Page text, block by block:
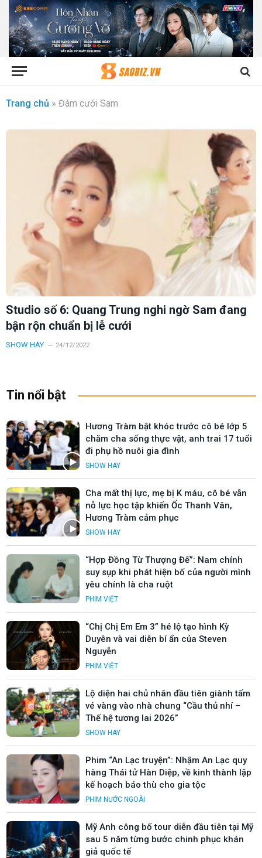
Trang chủ » Đám cưới Sam
Studio số 6: Quang Trung nghi ngờ Sam đang
bận rộn chuẩn bị lễ cưới
SHOW HAY 24/12/2022
Tin nổi bật
Hương Tràm bật khóc trước cô bé lớp 5
chăm cha sống thực vật, anh trai 17 tuổi
đi phụ hồ nuôi gia đình
SHOW HAY
Cha mất thị lực, mẹ bị K máu, cô bé vẫn
nỗ lực học tập khiến Ốc Thanh Vân,
Hương Tràm cảm phục
SHOW HAY
“Hợp Đồng Từ Thượng Đế”: Nam chính
suy sụp khi phát hiện bố của người mình
yêu chính là cha ruột
PHIM VIỆT
“Chị Chị Em Em 3” hé lộ tạo hình Kỳ
Duyên và vai diễn bí ẩn của Steven
Nguyễn
PHIM VIỆT
Lộ diện hai chủ nhân đầu tiên giành tấm
vé vàng vào nhà chung “Cầu thủ nhí –
Thế hệ tương lai 2026”
SHOW HAY
Phim “An Lạc truyện”: Nhậm An Lạc quy
hàng Thái tử Hàn Diệp, về kinh thành lập
kế hoạch báo thù cho gia tộc
PHIM NƯỚC NGOÀI
Mỹ Anh công bố tour diễn đầu tiên tại Mỹ
sau 5 năm từng bước chinh phục khán
giả quốc tế